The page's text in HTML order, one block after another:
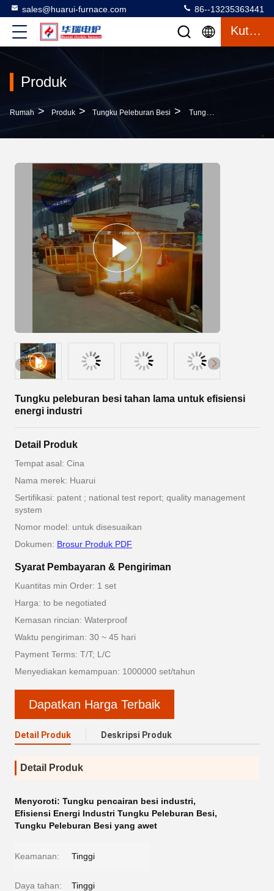
sales@huarui-furnace.com 86--13235363441
Kutipan
Produk
Rumah > Produk > Tungku Peleburan Besi > Tungku Peleburan Besi Tahan Lama Untuk Efisiensi Energi Industri
Tungku peleburan besi tahan lama untuk efisiensi
energi industri
Detail Produk
Tempat asal: Cina
Nama merek: Huarui
Sertifikasi: patent ; national test report; quality management
system
Nomor model: untuk disesuaikan
Dokumen: Brosur Produk PDF
Syarat Pembayaran & Pengiriman
Kuantitas min Order: 1 set
Harga: to be negotiated
Kemasan rincian: Waterproof
Waktu pengiriman: 30 ~ 45 hari
Payment Terms: T/T; L/C
Menyediakan kemampuan: 1000000 set/tahun
Dapatkan Harga Terbaik
Detail Produk Deskripsi Produk
Detail Produk
Menyoroti: Tungku pencairan besi industri,
Efisiensi Energi Industri Tungku Peleburan Besi,
Tungku Peleburan Besi yang awet
Keamanan: Tinggi
Daya tahan: Tinggi